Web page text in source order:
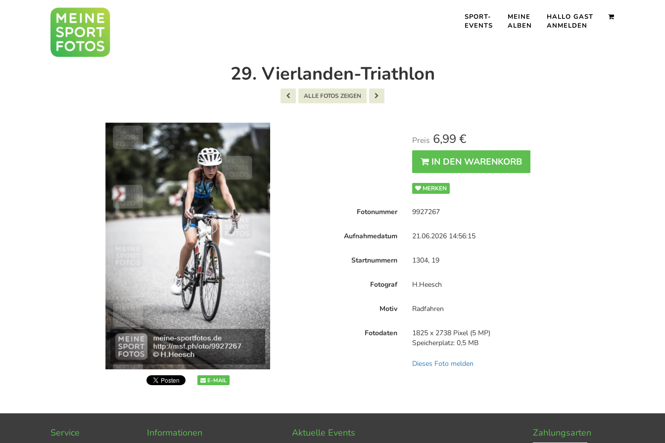
SPORT-
EVENTS
MEINE
ALBEN
HALLO GAST
ANMELDEN
29. Vierlanden-Triathlon
ALLE FOTOS ZEIGEN
E-MAIL
Preis 6,99 €
IN DEN WARENKORB
MERKEN
Fotonummer 9927267
Aufnahmedatum 21.06.2026 14:56:15
Startnummern 1304, 19
Fotograf H.Heesch
Motiv Radfahren
Fotodaten
1825 x 2738 Pixel (5 MP)
Speicherplatz: 0,5 MB
Dieses Foto melden
Service Informationen Aktuelle Events Zahlungsarten